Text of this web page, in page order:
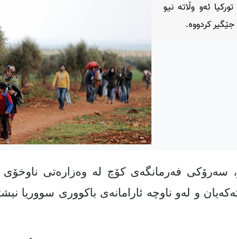
ئەو وڵاتە نیو
کردووە.
سه‌رۆكی فه‌رمانگه‌ی كۆچ له‌ وه‌زاره‌تی ناوخۆی
و له‌و ناوچه‌ ئارامانه‌ی باكووری سووریا